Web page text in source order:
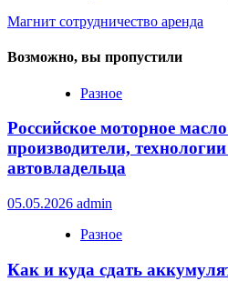
Магнит сотрудничество аренда
Возможно, вы пропустили
Разное
Российское моторное
производители,
автовладельца
05.05.2026 admin
Разное
Как и куда сдать